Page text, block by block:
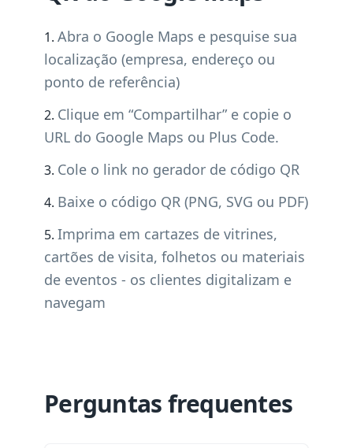
Abra o Google Maps e pesquise sua
localização (empresa, endereço ou
ponto de referência)
Clique em “Compartilhar” e copie o
URL do Google Maps ou Plus Code.
Cole o link no gerador de código QR
Baixe o código QR (PNG, SVG ou PDF)
Imprima em cartazes de vitrines,
cartões de visita, folhetos ou materiais
de eventos - os clientes digitalizam e
navegam
Perguntas frequentes